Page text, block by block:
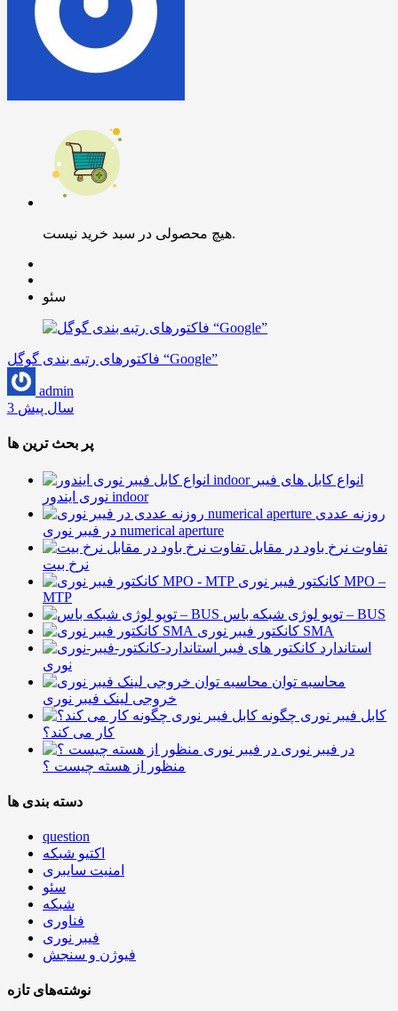
هیچ محصولی در سبد خرید نیست.
سئو
فاکتورهای رتبه بندی گوگل “Google”
admin
3 سال پیش
پر بحث ترین ها
انواع کابل های فیبر
نوری ایندور indoor
روزنه عددی
در فیبر نوری numerical aperture
تفاوت نرخ باود در مقابل
نرخ بیت
کانکتور فیبر نوری MPO –
MTP
توپو لوژی شبکه باس – BUS
کانکتور فیبر نوری SMA
استاندارد کانکتور های فیبر
نوری
محاسبه توان
خروجی لینک فیبر نوری
کابل فیبر نوری چگونه
کار می کند؟
در فیبر نوری
منظور از هسته چیست ؟
دسته بندی ها
question
اکتیو شبکه
امنیت سایبری
سئو
شبکه
فناوری
فیبر نوری
فیوژن و سنجش
نوشته‌های تازه